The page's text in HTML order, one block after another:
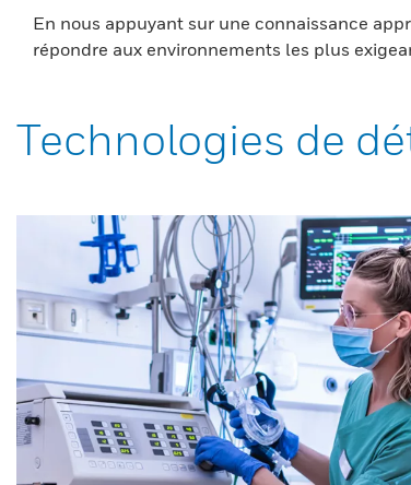
En nous appuyant sur une connaissance
répondre aux environnements les plus
Technologies de